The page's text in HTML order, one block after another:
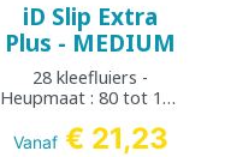
iD Slip Extra
Plus - MEDIUM
28 kleefluiers -
Heupmaat : 80 tot 125
Vanaf € 21,23